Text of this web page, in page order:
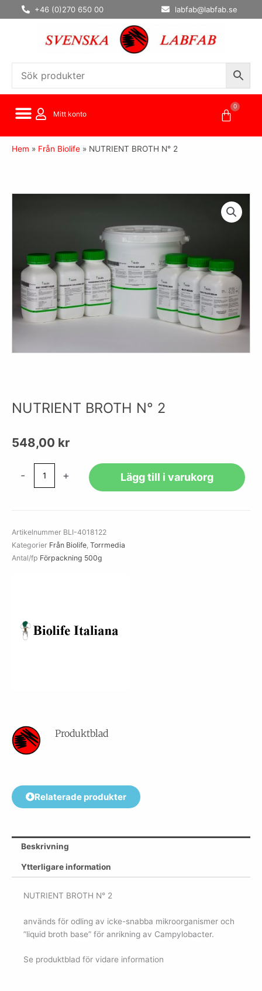
Hoppa
till
+46 (0)270 650 00 labfab@labfab.se
Mitt konto
0
Hem » Från Biolife » NUTRIENT BROTH N° 2
NUTRIENT BROTH N° 2
548,00 kr
- + Lägg till i varukorg
Artikelnummer BLI-4018122
Kategorier Från Biolife Torrmedia
Antal/fp Förpackning 500g
Produktblad
Relaterade produkter
Beskrivning
Ytterligare information
NUTRIENT BROTH N° 2
används för odling av icke-snabba mikroorganismer och
”liquid broth base” för anrikning av Campylobacter.
Se produktblad för vidare information